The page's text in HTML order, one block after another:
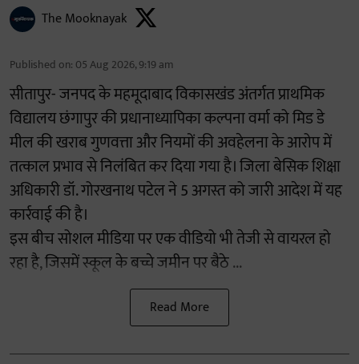
The Mooknayak
Published on: 05 Aug 2026, 9:19 am
सीतापुर- जनपद के महमूदाबाद विकासखंड अंतर्गत प्राथमिक
विद्यालय छंगापुर की प्रधानाध्यापिका कल्पना वर्मा को मिड डे
मील की खराब गुणवत्ता और नियमों की अवहेलना के आरोप में
तत्काल प्रभाव से निलंबित कर दिया गया है। जिला बेसिक शिक्षा
अधिकारी डॉ. गोरखनाथ पटेल ने 5 अगस्त को जारी आदेश में यह
कार्रवाई की है।
इस बीच सोशल मीडिया पर एक वीडियो भी तेजी से वायरल हो
रहा है, जिसमें स्कूल के बच्चे जमीन पर बैठे ...
Read More